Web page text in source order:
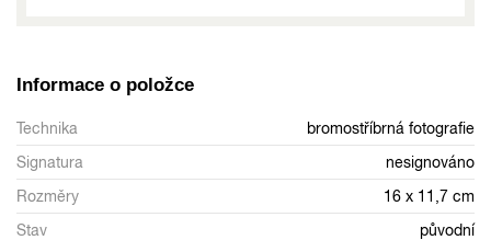
Informace o položce
Technika
bromostříbrná fotografie
Signatura
nesignováno
Rozměry
16 x 11,7 cm
Stav
původní